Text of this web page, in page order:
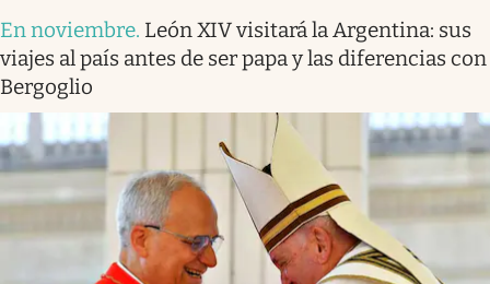
En noviembre. León XIV visitará la Argentina: sus
viajes al país antes de ser papa y las diferencias con
Bergoglio